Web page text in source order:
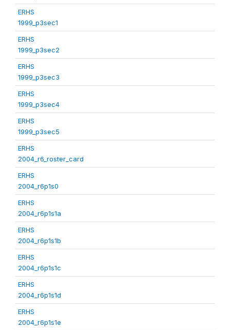
ERHS
1999_p3sec1
ERHS
1999_p3sec2
ERHS
1999_p3sec3
ERHS
1999_p3sec4
ERHS
1999_p3sec5
ERHS
2004_r6_roster_card
ERHS
2004_r6p1s0
ERHS
2004_r6p1s1a
ERHS
2004_r6p1s1b
ERHS
2004_r6p1s1c
ERHS
2004_r6p1s1d
ERHS
2004_r6p1s1e